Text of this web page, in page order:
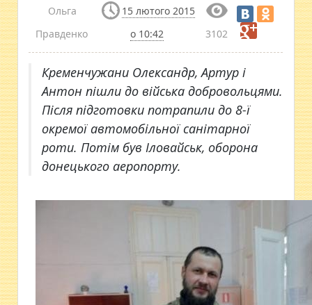
Ольга
Правденко
15 лютого 2015
о 10:42
3102
Кременчужани Олександр, Артур і
Антон пішли до війська добровольцями.
Після підготовки потрапили до 8-ї
окремої автомобільної санітарної
роти. Потім був Іловайськ, оборона
донецького аеропорту.